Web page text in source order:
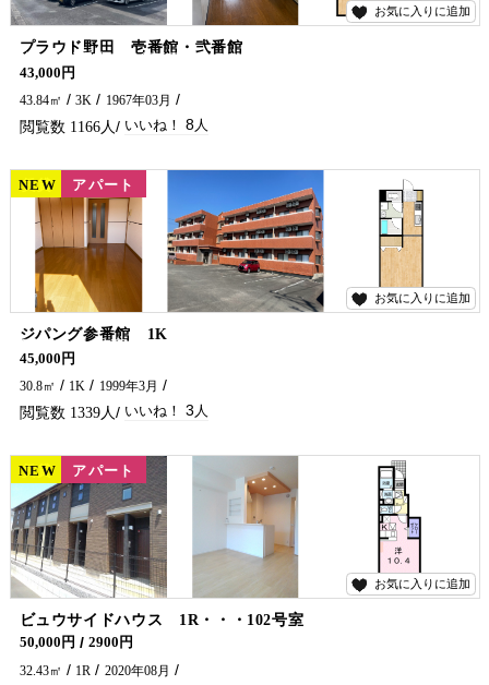
お気に入りに追加
プラウド野田 壱番館・弐番館
ペット可物件が出ました!(^^)! ワンちゃんを飼われてる方必見です(^^♪ 延岡市でペットの飼える賃貸物件・アパートをお探しなら、五ヶ瀬不動産へお問い合わせください！！
43,000円
43.84㎡
3K 1967年03月
1166 8
お気に入りに追加
賃貸
NEW アパート
ジパング参番館 1K
日当たり最高(*^-^*) スーパー・コンビニ徒歩圏内の物件がでました！！ ネット無料までついていて至れり尽くせりです(^^♪ お問い合わせは五ヶ瀬不動産まで(^^)/
45,000円
30.8㎡
1K 1999年3月
1339 3
お気に入りに追加
賃貸
NEW アパート
ビュウサイドハウス 1R・・・102号室
カウンターキッチン・ガスコンロ付です♪
50,000円
2900円
32.43㎡
1R 2020年08月